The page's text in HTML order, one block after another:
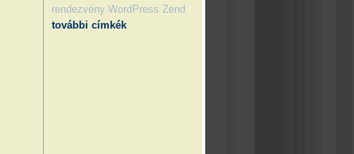
rendezvény WordPress Zend
további címkék